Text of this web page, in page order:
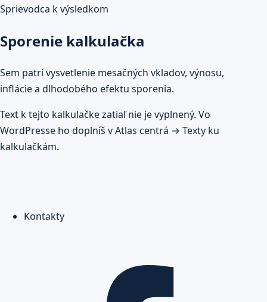
Sprievodca k výsledkom
Sporenie kalkulačka
Sem patrí vysvetlenie mesačných vkladov, výnosu,
inflácie a dlhodobého efektu sporenia.
Text k tejto kalkulačke zatiaľ nie je vyplnený. Vo
WordPresse ho doplníš v Atlas centrá → Texty ku
kalkulačkám.
Kontakty